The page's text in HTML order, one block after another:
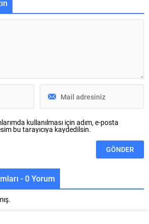
olarak
rapora göre ; Yapı Stoku ve Yaş
kullanılması için adım, e-posta
bu tarayıcıya kaydedilsin.
- 0 Yorum